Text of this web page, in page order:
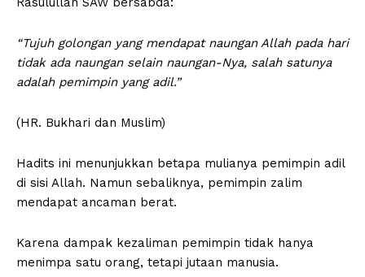
“Tujuh golongan yang mendapat naungan Allah pada hari
tidak ada naungan selain naungan-Nya, salah satunya
adalah pemimpin yang adil.”
(HR. Bukhari dan Muslim)
Hadits ini menunjukkan betapa mulianya pemimpin adil
di sisi Allah. Namun sebaliknya, pemimpin zalim
mendapat ancaman berat.
Karena dampak kezaliman pemimpin tidak hanya
menimpa satu orang, tetapi jutaan manusia.